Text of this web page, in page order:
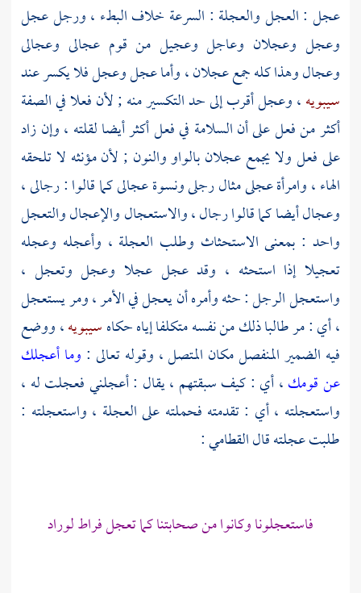
عجل : العجل والعجلة : السرعة خلاف البطء ، ورجل عجل
وعجل وعجلان وعاجل وعجيل من قوم عجالى وعجالى
وعجال وهذا كله جمع عجلان ، وأما عجل وعجل فلا يكسر عند
سيبويه، وعجل أقرب إلى حد التكسير منه ; لأن فعلا في الصفة
أكثر من فعل على أن السلامة في فعل أكثر أيضا لقلته ، وإن زاد
على فعل ولا يجمع عجلان بالواو والنون ; لأن مؤنثه لا تلحقه
الهاء ، وامرأة عجلى مثال رجلى ونسوة عجالى كما قالوا : رجالى ،
وعجال أيضا كما قالوا رجال ، والاستعجال والإعجال والتعجل
واحد : بمعنى الاستحثاث وطلب العجلة ، وأعجله وعجله
تعجيلا إذا استحثه ، وقد عجل عجلا وعجل وتعجل ،
واستعجل الرجل : حثه وأمره أن يعجل في الأمر ، ومر يستعجل
، أي : مر طالبا ذلك من نفسه متكلفا إياه حكاهسيبويه، ووضع
فيه الضمير المنفصل مكان المتصل ، وقوله تعالى : وما أعجلك
عن قومك، أي : كيف سبقتهم ، يقال : أعجلني فعجلت له ،
واستعجلته ، أي : تقدمته فحملته على العجلة ، واستعجلته :
طلبت عجلته قالالقطامي:
فاستعجلونا وكانوا من صحابتنا كما تعجل فراط لوراد